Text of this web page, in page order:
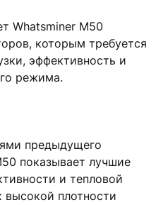
Whatsminer M50
которым требуется
эффективность и
режима.
предыдущего
показывает лучшие
и тепловой
плотности